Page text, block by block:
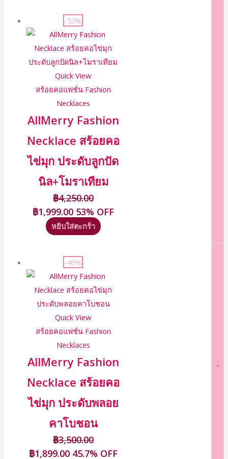
-
-53%
Quick View
สร้อยคอแฟชั่น Fashion
Necklaces
AllMerry Fashion
Necklace สร้อยคอ
ไข่มุก ประดับลูกปัด
นิล+โมราเทียม
฿4,250.00
฿1,999.00 53% OFF
หยิบใส่ตะกร้า
-46%
Quick View
สร้อยคอแฟชั่น Fashion
Necklaces
AllMerry Fashion
Necklace สร้อยคอ
ไข่มุก ประดับพลอย
คาโบชอน
฿3,500.00
฿1,899.00 45.7% OFF